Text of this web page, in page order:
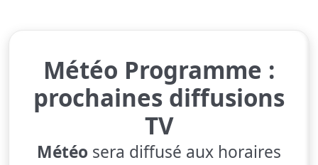
Météo Programme :
prochaines diffusions
TV
Météo sera diffusé aux horaires